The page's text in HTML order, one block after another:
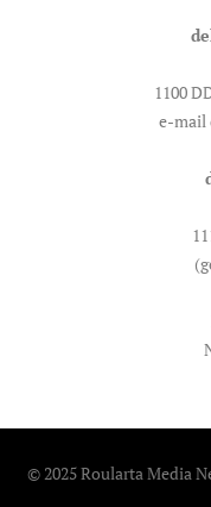
1100
e-mail
© 2025 Roularta Media